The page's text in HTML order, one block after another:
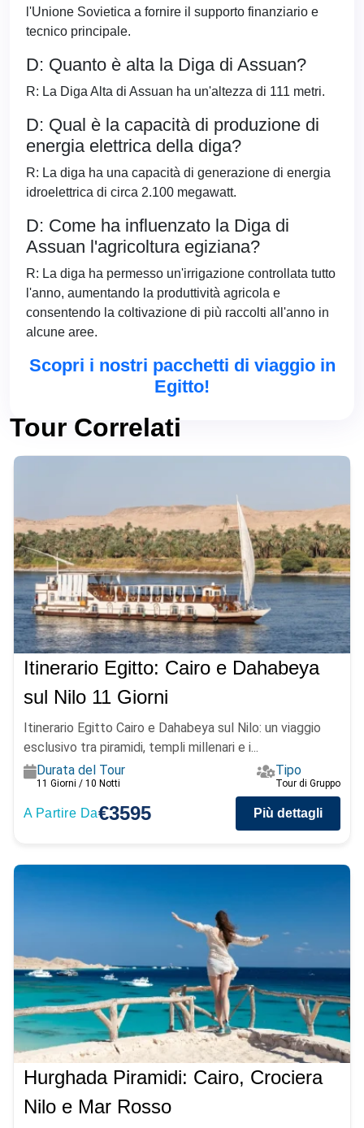
l'Unione Sovietica a fornire il supporto finanziario e
tecnico principale.
D: Quanto è alta la Diga di Assuan?
R: La Diga Alta di Assuan ha un'altezza di 111 metri.
D: Qual è la capacità di produzione di
energia elettrica della diga?
R: La diga ha una capacità di generazione di energia
idroelettrica di circa 2.100 megawatt.
D: Come ha influenzato la Diga di
Assuan l'agricoltura egiziana?
R: La diga ha permesso un'irrigazione controllata tutto
l'anno, aumentando la produttività agricola e
consentendo la coltivazione di più raccolti all'anno in
alcune aree.
Scopri i nostri pacchetti di viaggio in
Egitto!
Tour Correlati
Itinerario Egitto: Cairo e Dahabeya
sul Nilo 11 Giorni
Itinerario Egitto Cairo e Dahabeya sul Nilo: un viaggio
esclusivo tra piramidi, templi millenari e i...
Durata del Tour
11 Giorni / 10 Notti
Tipo
Tour di Gruppo
A Partire Da€3595 Più dettagli
Hurghada Piramidi: Cairo, Crociera
Nilo e Mar Rosso